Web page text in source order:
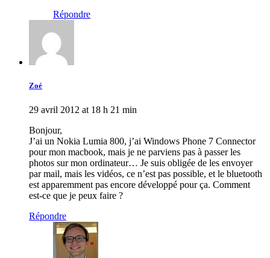
Répondre
Zoé
29 avril 2012 at 18 h 21 min
Bonjour,
J’ai un Nokia Lumia 800, j’ai Windows Phone 7 Connector
pour mon macbook, mais je ne parviens pas à passer les
photos sur mon ordinateur… Je suis obligée de les envoyer
par mail, mais les vidéos, ce n’est pas possible, et le bluetooth
est apparemment pas encore développé pour ça. Comment
est-ce que je peux faire ?
Répondre